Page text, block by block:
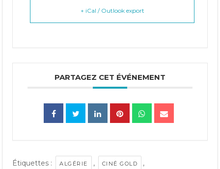
+ iCal / Outlook export
PARTAGEZ CET ÉVÉNEMENT
Étiquettes : ALGÉRIE , CINÉ GOLD ,